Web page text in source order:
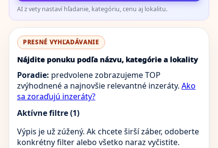
AI z vety nastaví hľadanie, kategóriu, cenu aj lokalitu.
PRESNÉ VYHĽADÁVANIE
Nájdite ponuku podľa názvu, kategórie a lokality
Poradie: predvolene zobrazujeme TOP
zvýhodnené a najnovšie relevantné inzeráty. Ako
sa zoraďujú inzeráty?
Aktívne filtre (1)
Výpis je už zúžený. Ak chcete širší záber, odoberte
konkrétny filter alebo všetko naraz vyčistite.